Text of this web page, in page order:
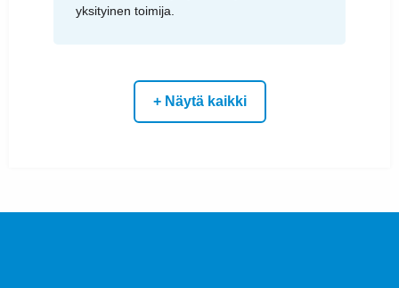
yksityinen toimija.
+ Näytä kaikki